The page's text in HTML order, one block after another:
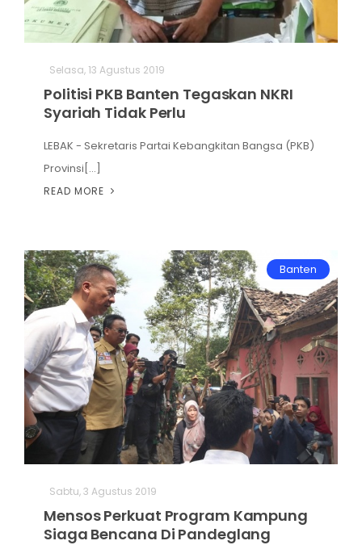
Selasa, 13 Agustus 2019
Politisi PKB Banten Tegaskan NKRI
Syariah Tidak Perlu
LEBAK - Sekretaris Partai Kebangkitan Bangsa (PKB)
Provinsi[...]
READ MORE
Banten
Sabtu, 3 Agustus 2019
Mensos Perkuat Program Kampung
Siaga Bencana Di Pandeglang